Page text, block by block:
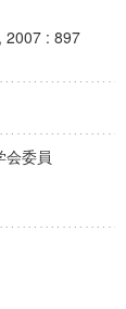
2007 : 897
会委員